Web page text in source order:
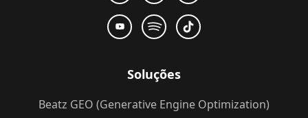
Soluções
Beatz GEO (Generative Engine Optimization)